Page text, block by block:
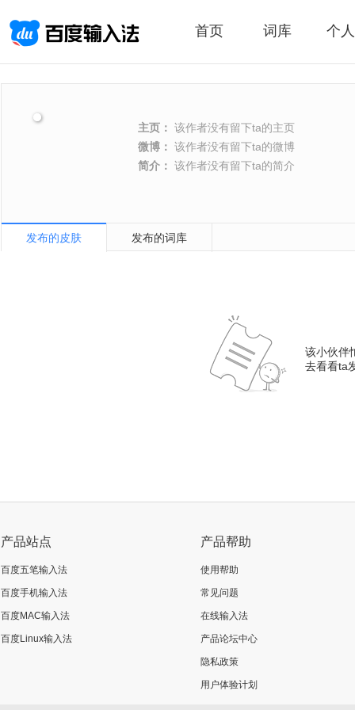
首页 词库 个
主页： 该作者没有留下ta的主页
微博： 该作者没有留下ta的微博
简介： 该作者没有留下ta的简介
发布的皮肤 发布的词库
该小伙伴
去看看ta
产品站点
百度五笔输入法
百度手机输入法
百度MAC输入法
百度Linux输入法
产品帮助
使用帮助
常见问题
在线输入法
产品论坛中心
隐私政策
用户体验计划